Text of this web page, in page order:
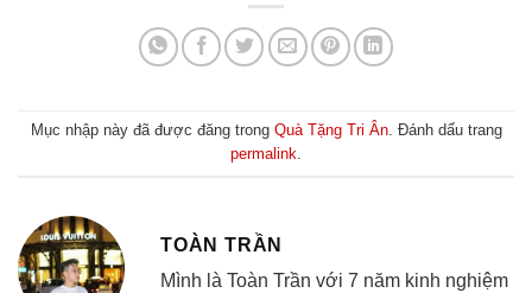
Mục nhập này đã được đăng trong Quà Tặng Tri Ân. Đánh dấu trang
permalink.
TOÀN TRẦN
Mình là Toàn Trần với 7 năm kinh nghiệm